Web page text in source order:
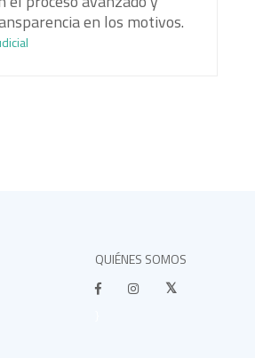
en los motivos.
QUIÉNES SOMOS